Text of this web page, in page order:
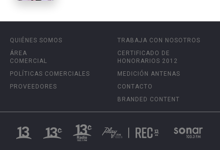
QUIÉNES SOMOS
ÁREA
COMERCIAL
POLÍTICAS COMERCIALES
PROVEEDORES
TRABAJA CON NOSOTROS
CERTIFICADO DE
HONORARIOS 2012
MEDICIÓN ANTENAS
CONTACTO
BRANDED CONTENT